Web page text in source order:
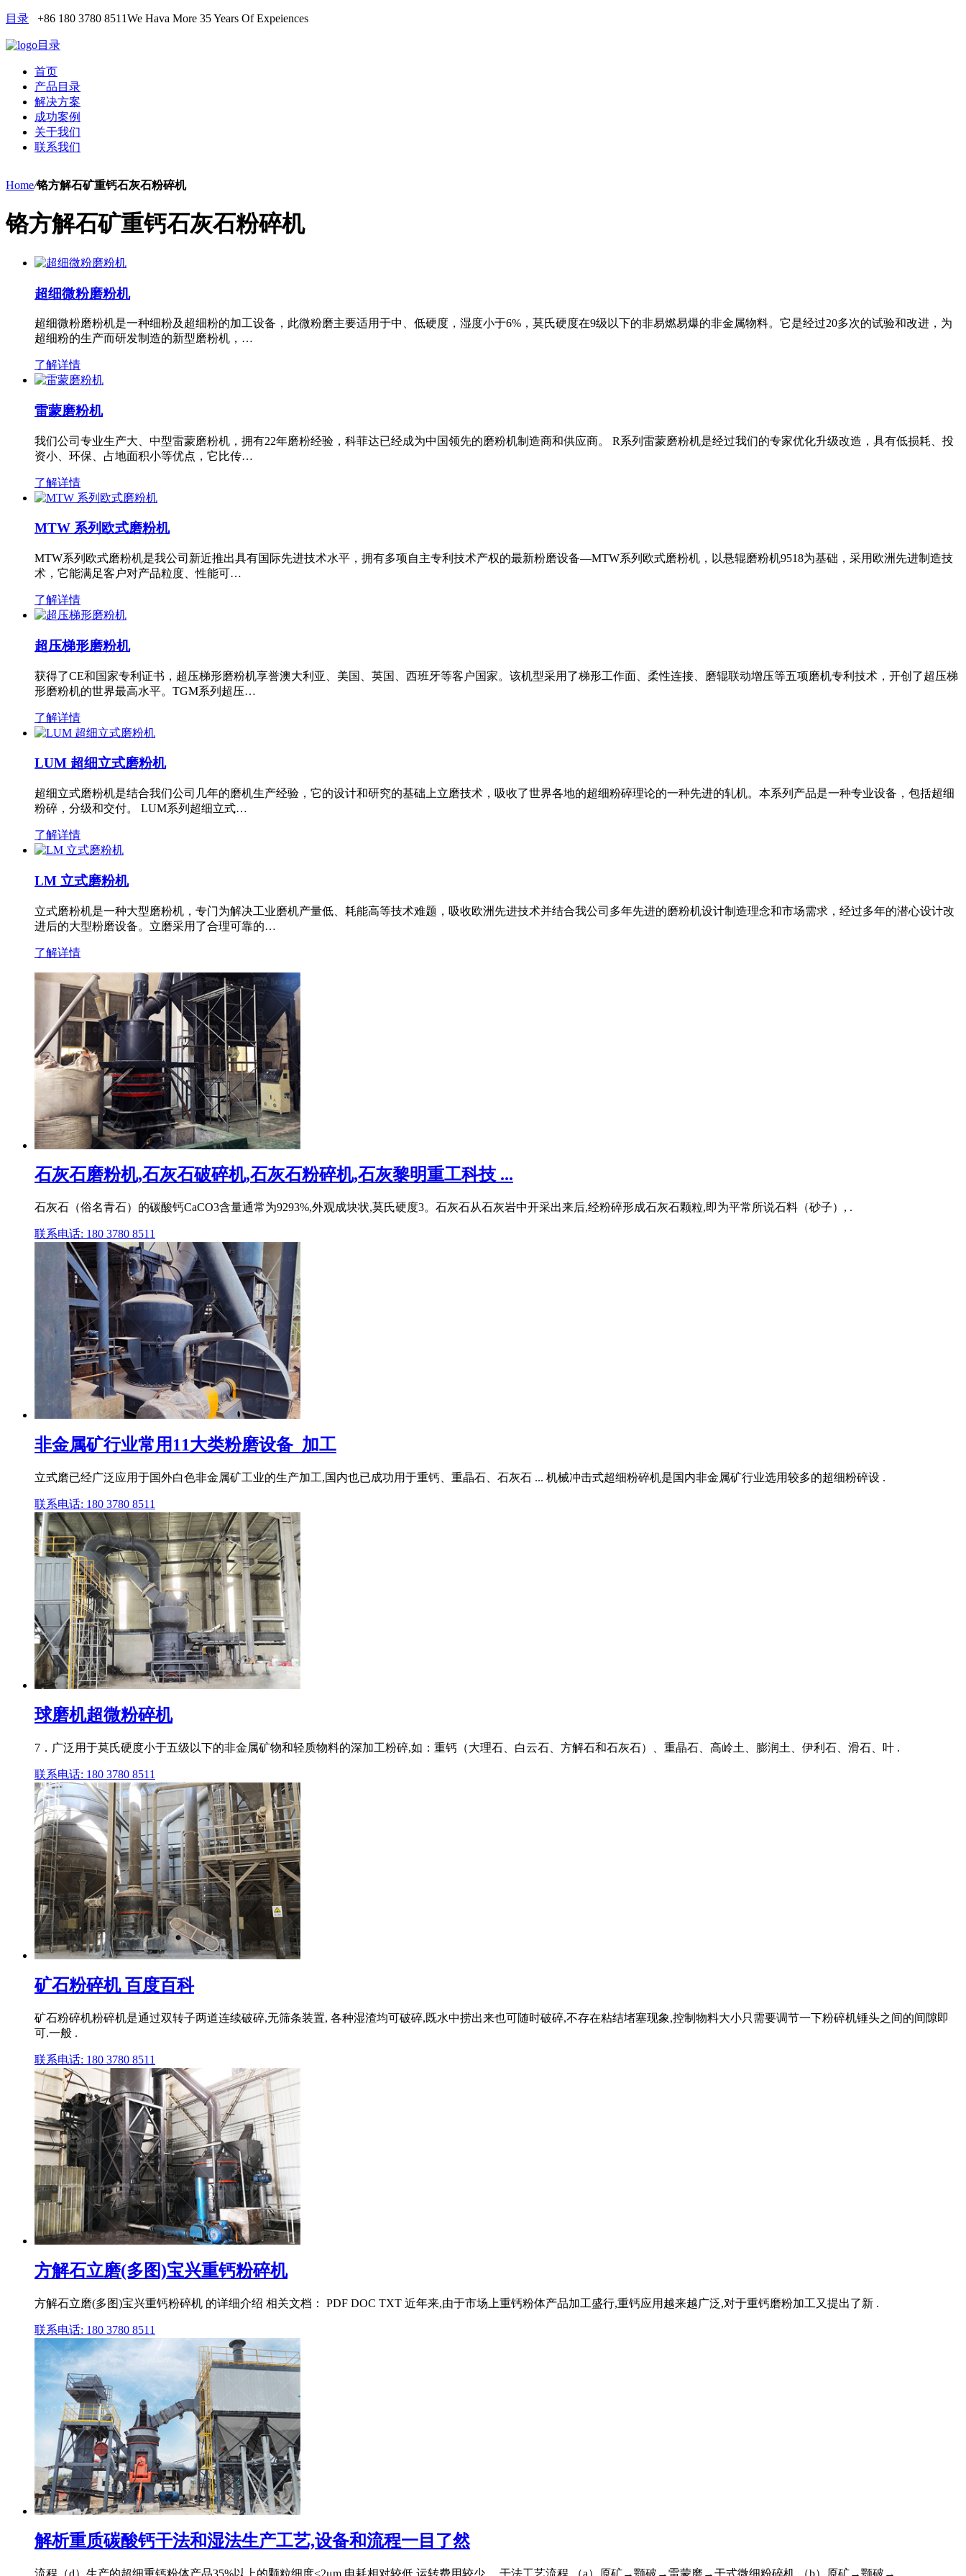
目录 +86 180 3780 8511We Hava More 35 Years Of Expeiences
目录
首页
产品目录
解决方案
成功案例
关于我们
联系我们
Home/铬方解石矿重钙石灰石粉碎机
铬方解石矿重钙石灰石粉碎机
超细微粉磨粉机
超细微粉磨粉机是一种细粉及超细粉的加工设备，此微粉磨主要适用于中、低硬度，湿度小于6%，莫氏硬度在9级以下的非易燃易爆的非金属物料。它是经过20多次的试验和改进，为
超细粉的生产而研发制造的新型磨粉机，…
了解详情
雷蒙磨粉机
我们公司专业生产大、中型雷蒙磨粉机，拥有22年磨粉经验，科菲达已经成为中国领先的磨粉机制造商和供应商。 R系列雷蒙磨粉机是经过我们的专家优化升级改造，具有低损耗、投
资小、环保、占地面积小等优点，它比传…
了解详情
MTW 系列欧式磨粉机
MTW系列欧式磨粉机是我公司新近推出具有国际先进技术水平，拥有多项自主专利技术产权的最新粉磨设备—MTW系列欧式磨粉机，以悬辊磨粉机9518为基础，采用欧洲先进制造技
术，它能满足客户对产品粒度、性能可…
了解详情
超压梯形磨粉机
获得了CE和国家专利证书，超压梯形磨粉机享誉澳大利亚、美国、英国、西班牙等客户国家。该机型采用了梯形工作面、柔性连接、磨辊联动增压等五项磨机专利技术，开创了超压梯
形磨粉机的世界最高水平。TGM系列超压…
了解详情
LUM 超细立式磨粉机
超细立式磨粉机是结合我们公司几年的磨机生产经验，它的设计和研究的基础上立磨技术，吸收了世界各地的超细粉碎理论的一种先进的轧机。本系列产品是一种专业设备，包括超细
粉碎，分级和交付。 LUM系列超细立式…
了解详情
LM 立式磨粉机
立式磨粉机是一种大型磨粉机，专门为解决工业磨机产量低、耗能高等技术难题，吸收欧洲先进技术并结合我公司多年先进的磨粉机设计制造理念和市场需求，经过多年的潜心设计改
进后的大型粉磨设备。立磨采用了合理可靠的…
了解详情
石灰石磨粉机,石灰石破碎机,石灰石粉碎机,石灰黎明重工科技 ...
石灰石（俗名青石）的碳酸钙CaCO3含量通常为9293%,外观成块状,莫氏硬度3。石灰石从石灰岩中开采出来后,经粉碎形成石灰石颗粒,即为平常所说石料（砂子）, .
联系电话: 180 3780 8511
非金属矿行业常用11大类粉磨设备_加工
立式磨已经广泛应用于国外白色非金属矿工业的生产加工,国内也已成功用于重钙、重晶石、石灰石 ... 机械冲击式超细粉碎机是国内非金属矿行业选用较多的超细粉碎设 .
联系电话: 180 3780 8511
球磨机超微粉碎机
7．广泛用于莫氏硬度小于五级以下的非金属矿物和轻质物料的深加工粉碎,如：重钙（大理石、白云石、方解石和石灰石）、重晶石、高岭土、膨润土、伊利石、滑石、叶 .
联系电话: 180 3780 8511
矿石粉碎机 百度百科
矿石粉碎机粉碎机是通过双转子两道连续破碎,无筛条装置, 各种湿渣均可破碎,既水中捞出来也可随时破碎,不存在粘结堵塞现象,控制物料大小只需要调节一下粉碎机锤头之间的间隙即
可.一般 .
联系电话: 180 3780 8511
方解石立磨(多图)宝兴重钙粉碎机
方解石立磨(多图)宝兴重钙粉碎机 的详细介绍 相关文档： PDF DOC TXT 近年来,由于市场上重钙粉体产品加工盛行,重钙应用越来越广泛,对于重钙磨粉加工又提出了新 .
联系电话: 180 3780 8511
解析重质碳酸钙干法和湿法生产工艺,设备和流程一目了然
流程（d）生产的超细重钙粉体产品35%以上的颗粒细度<2μm,电耗相对较低,运转费用较少。 干法工艺流程 （a）原矿→颚破→雷蒙磨→干式微细粉碎机 （b）原矿→颚破→ .